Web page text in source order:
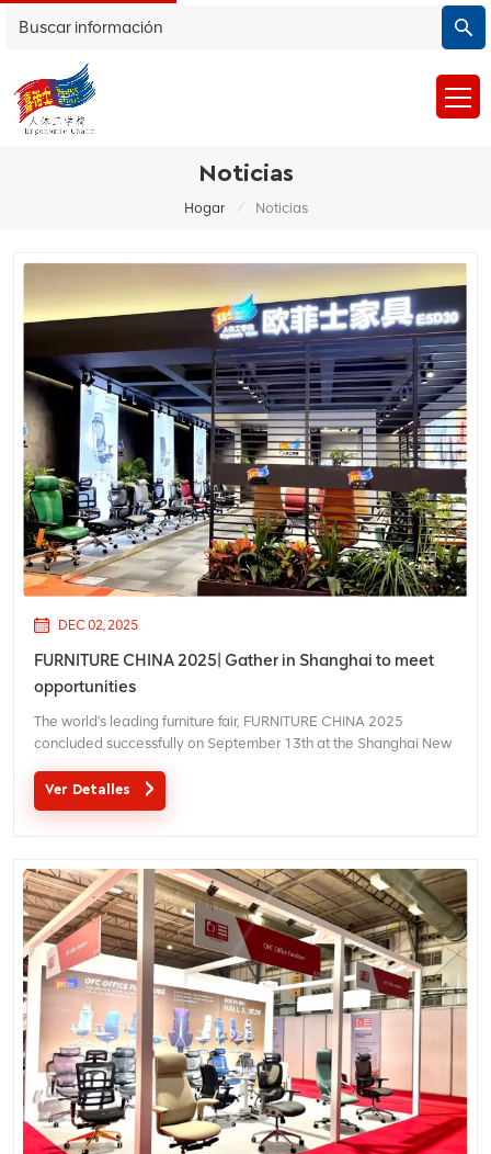
Noticias
Hogar / Noticias
DEC 02, 2025
FURNITURE CHINA 2025| Gather in Shanghai to meet
opportunities
The world's leading furniture fair, FURNITURE CHINA 2025
concluded successfully on September 13th at the Shanghai New
collections and connecting with partners from across the globe.
Seizing the opportunity, Foshan OFC presented o...
Ver Detalles